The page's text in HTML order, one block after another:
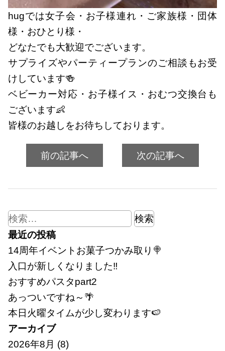
hugでは女子会・お子様連れ・ご家族様・団体
様・おひとり様・
どなたでも大歓迎でございます。
サプライズやパーティープランのご相談もお受
けしています🍻
ベビーカー対応・お子様イス・おむつ交換台も
ございます👶
皆様のお越しをお待ちしております。
前の記事へ 次の記事へ
検
索:
最近の投稿
14周年イベントお菓子つかみ取り🍭
入口が新しくなりました‼
おすすめパスタpart2
あっついですね～🌴
本日火曜タイムが少し変わります🍉
アーカイブ
2026年8月 (8)